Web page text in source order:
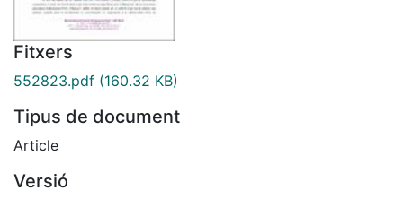
Fitxers
552823.pdf (160.32 KB)
Tipus de document
Article
Versió